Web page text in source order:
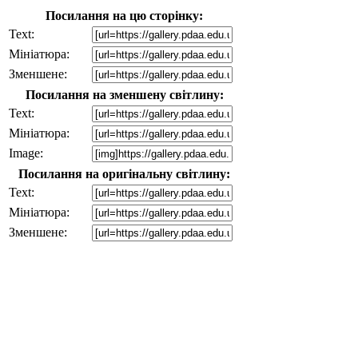
Посилання на цю сторінку:
Text:
Мініатюра:
Зменшене:
Посилання на зменшену світлину:
Text:
Мініатюра:
Image:
Посилання на оригінальну світлину:
Text:
Мініатюра:
Зменшене: